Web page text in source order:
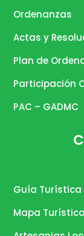
Ordenanzas
Actas y
Plan de
Participación
PAC – GADMC
Guía Turística
Mapa Turístico